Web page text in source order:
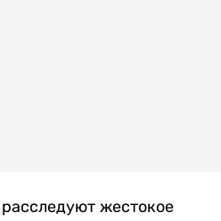
жестокое